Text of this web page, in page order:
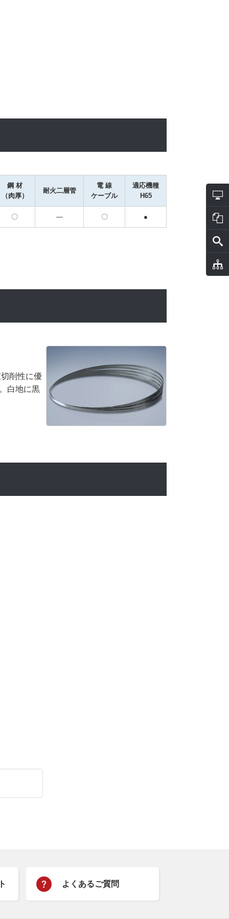
鋼 材
（肉厚）
耐火二層管
電 線
ケーブル
適応機種
H65
〇 ― 〇 ●
削性に優
白地に黒
よくあるご質問